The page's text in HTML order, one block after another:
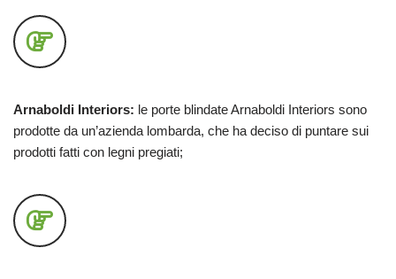
Arnaboldi Interiors: le porte blindate Arnaboldi Interiors sono
prodotte da un’azienda lombarda, che ha deciso di puntare sui
prodotti fatti con legni pregiati;